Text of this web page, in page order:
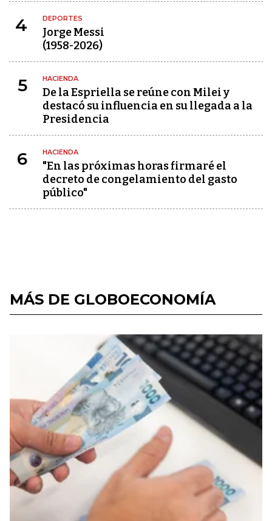
4 DEPORTES
Jorge Messi
(1958-2026)
5 HACIENDA
De la Espriella se reúne con Milei y
destacó su influencia en su llegada a la
Presidencia
6 HACIENDA
"En las próximas horas firmaré el
decreto de congelamiento del gasto
público"
MÁS DE GLOBOECONOMÍA